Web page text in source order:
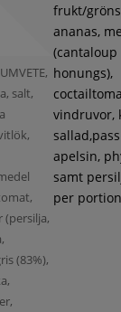
salt,
(83%),
frukt/
ananas,
(cantaloup
honungs),
vindruvor,
apelsin,
samt
per